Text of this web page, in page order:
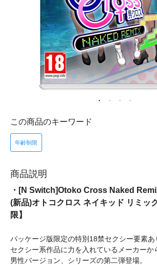
この商品のキーワード
年齢制限
商品説明
・[N Switch]Otoko Cross Naked
(新品)オトコクロス ネイキッド リミッ
限】
パッケージ版限定の特別18禁セクシー要素あ
セクシー系作品に力を入れているメーカーか
男性バージョン、シリーズの第二弾登場。